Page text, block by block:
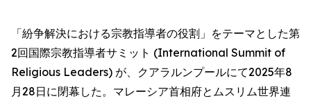
「紛争解決における宗教指導者の役割」をテーマとした第
2回国際宗教指導者サミット (International Summit of
Religious Leaders) が、クアラルンプールにて2025年8
月28日に閉幕した。マレーシア首相府とムスリム世界連